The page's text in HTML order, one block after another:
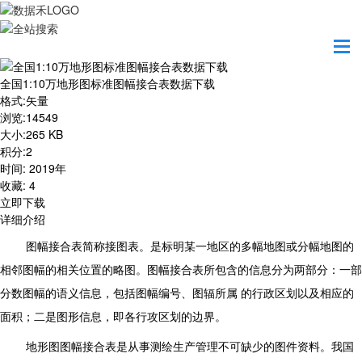
全国1:10万地形图标准图幅接合表数据下载
格式:矢量
浏览:14549
大小:265 KB
积分:2
时间: 2019年
收藏: 4
立即下载
详细介绍
图幅接合表简称接图表。是标明某一地区的多幅地图或分幅地图的
相邻图幅的相关位置的略图。图幅接合表所包含的信息分为两部分：一部
分数图幅的语义信息，包括图幅编号、图辐所属 的行政区划以及相应的
面积；二是图形信息，即各行攻区划的边界。
地形图图幅接合表是从事测绘生产管理不可缺少的图件资料。我国